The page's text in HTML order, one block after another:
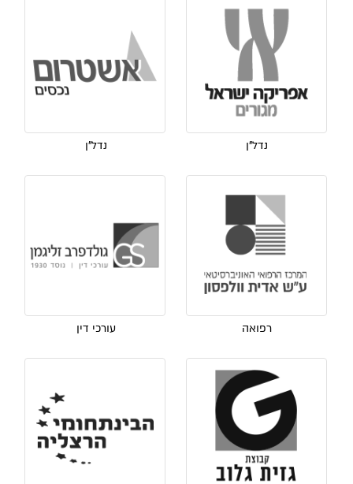
נדל"ן נדל"ן
רפואה עורכי דין